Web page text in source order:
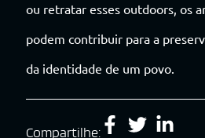
ou retratar esses outdoors, os
podem contribuir para a
da identidade de um povo.
Compartilhe: